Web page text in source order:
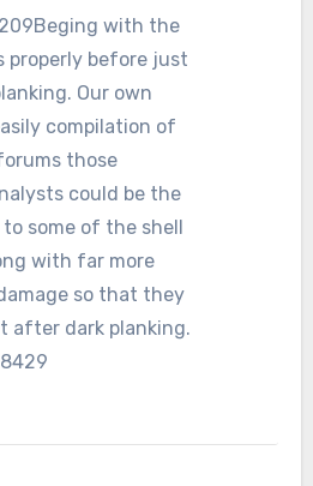
with the
properly before just
Our own
compilation of
those
could be the
to some of the shell
with far more
so that they
after dark planking.